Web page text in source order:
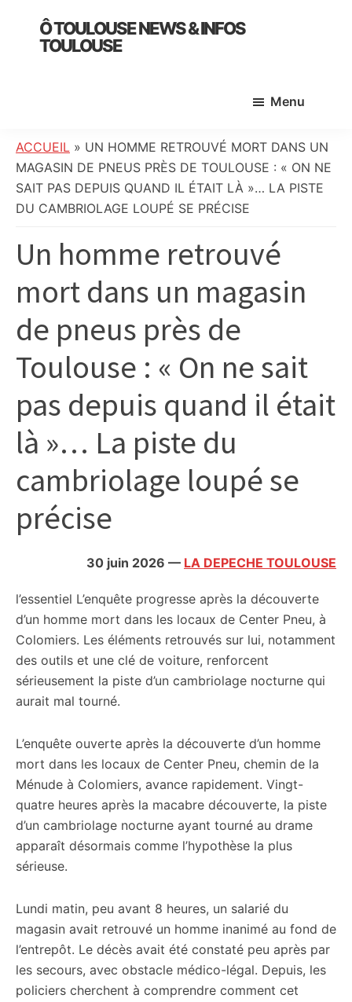
primary
Ô TOULOUSE NEWS & INFOS
TOULOUSE
:
info
locale,
société,
politique,
météo,
faits
et
initiatives
citoyennes
Menu
ACCUEIL » UN HOMME RETROUVÉ MORT DANS UN
MAGASIN DE PNEUS PRÈS DE TOULOUSE : « ON NE
SAIT PAS DEPUIS QUAND IL ÉTAIT LÀ »… LA PISTE
DU CAMBRIOLAGE LOUPÉ SE PRÉCISE
Un homme retrouvé
mort dans un magasin
de pneus près de
Toulouse : « On ne sait
pas depuis quand il était
là »… La piste du
cambriolage loupé se
précise
30 juin 2026 — LA DEPECHE TOULOUSE
l’essentiel L’enquête progresse après la découverte
d’un homme mort dans les locaux de Center Pneu, à
Colomiers. Les éléments retrouvés sur lui, notamment
des outils et une clé de voiture, renforcent
sérieusement la piste d’un cambriolage nocturne qui
aurait mal tourné.
L’enquête ouverte après la découverte d’un homme
mort dans les locaux de Center Pneu, chemin de la
Ménude à Colomiers, avance rapidement. Vingt-
quatre heures après la macabre découverte, la piste
d’un cambriolage nocturne ayant tourné au drame
apparaît désormais comme l’hypothèse la plus
sérieuse.
Lundi matin, peu avant 8 heures, un salarié du
magasin avait retrouvé un homme inanimé au fond de
l’entrepôt. Le décès avait été constaté peu après par
les secours, avec obstacle médico-légal. Depuis, les
policiers cherchent à comprendre comment cet